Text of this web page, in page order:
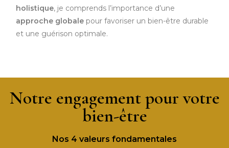
holistique, je comprends l’importance d’une
approche globale pour favoriser un bien-être durable
et une guérison optimale.
Notre engagement pour votre
bien-être
Nos 4 valeurs fondamentales